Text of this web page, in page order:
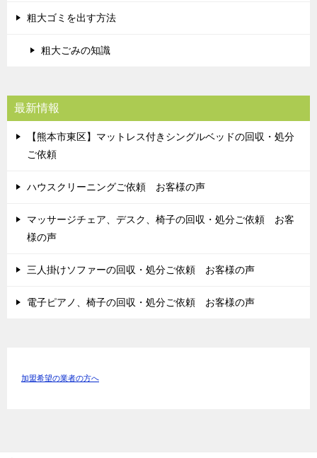
粗大ゴミを出す方法
粗大ごみの知識
最新情報
【熊本市東区】マットレス付きシングルベッドの回収・処分
ご依頼
ハウスクリーニングご依頼 お客様の声
マッサージチェア、デスク、椅子の回収・処分ご依頼 お客
様の声
三人掛けソファーの回収・処分ご依頼 お客様の声
電子ピアノ、椅子の回収・処分ご依頼 お客様の声
加盟希望の業者の方へ